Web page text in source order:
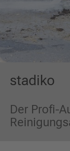
stadiko
Der Profi-